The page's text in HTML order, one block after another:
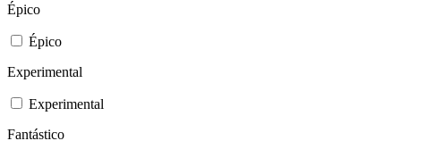
Épico
Épico
Experimental
Experimental
Fantástico